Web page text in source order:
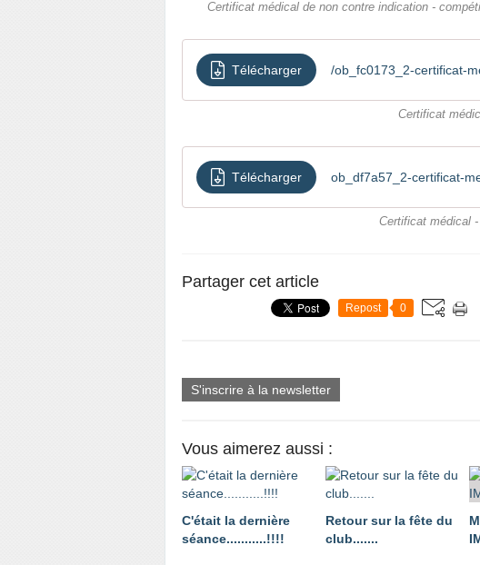
Certificat médical de non contre indication -
Télécharger /ob_fc0173_2-certificat-
Certificat
Télécharger ob_df7a57_2-certificat-
Certificat médical
Partager cet article
Repost 0
S'inscrire à la newsletter
Vous aimerez aussi :
C'était la dernière
séance...........!!!!
Retour sur la fête du
club.......